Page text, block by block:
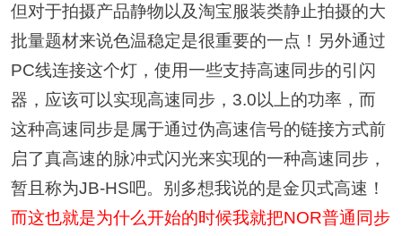
但对于拍摄产品静物以及淘宝服装类静止拍摄的大
批量题材来说色温稳定是很重要的一点！另外通过
PC线连接这个灯，使用一些支持高速同步的引闪
器，应该可以实现高速同步，3.0以上的功率，而
这种高速同步是属于通过伪高速信号的链接方式前
启了真高速的脉冲式闪光来实现的一种高速同步，
暂且称为JB-HS吧。别多想我说的是金贝式高速！
而这也就是为什么开始的时候我就把NOR普通同步